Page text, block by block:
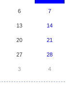
6 7
13 14
20 21
27 28
3 4